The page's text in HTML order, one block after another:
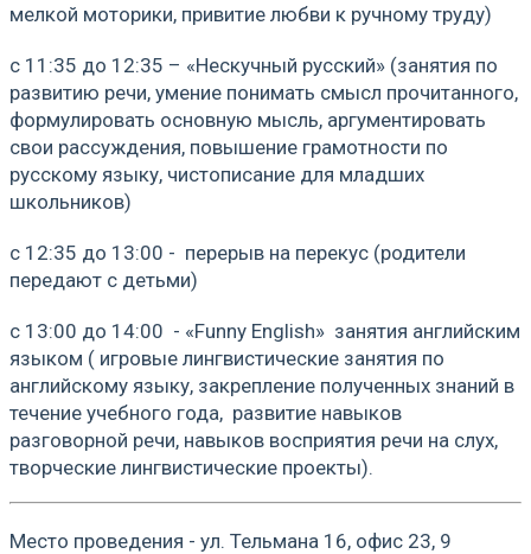
мелкой моторики, привитие любви к ручному труду)
с 11:35 до 12:35 – «Нескучный русский» (занятия по
развитию речи, умение понимать смысл прочитанного,
формулировать основную мысль, аргументировать
свои рассуждения, повышение грамотности по
русскому языку, чистописание для младших
школьников)
с 12:35 до 13:00 - перерыв на перекус (родители
передают с детьми)
с 13:00 до 14:00 - «Funny English» занятия английским
языком ( игровые лингвистические занятия по
английскому языку, закрепление полученных знаний в
течение учебного года, развитие навыков
разговорной речи, навыков восприятия речи на слух,
творческие лингвистические проекты).
Место проведения - ул. Тельмана 16, офис 23, 9